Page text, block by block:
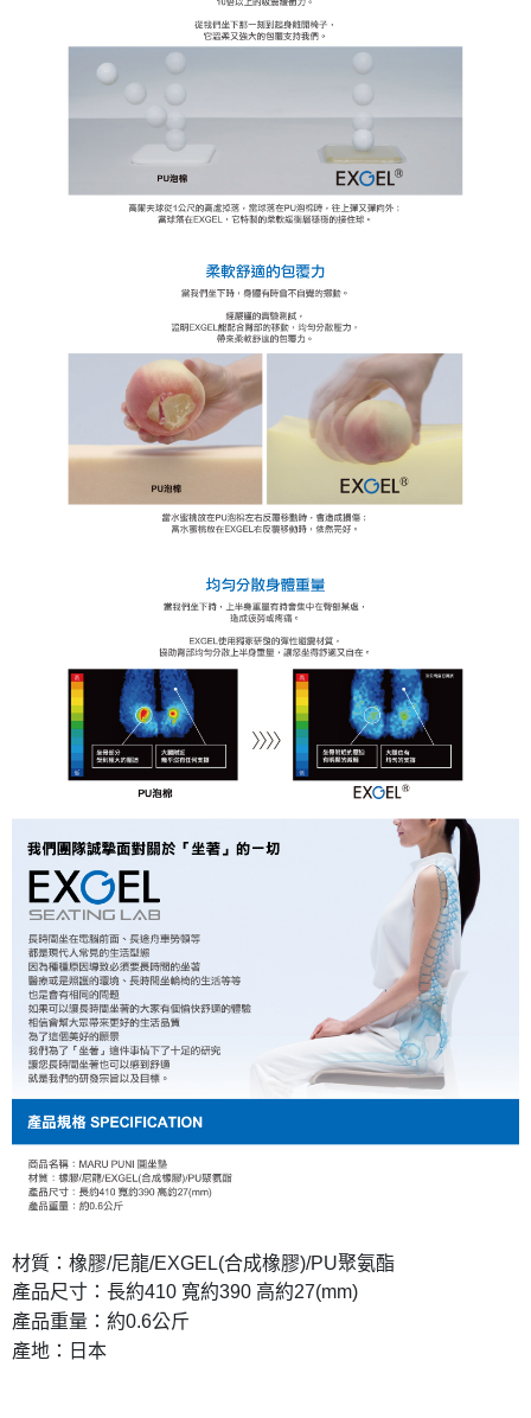
材質：橡膠/尼龍/EXGEL(合成橡膠)/PU聚氨酯
產品尺寸：長約410 寬約390 高約27(mm)
產品重量：約0.6公斤
產地：日本